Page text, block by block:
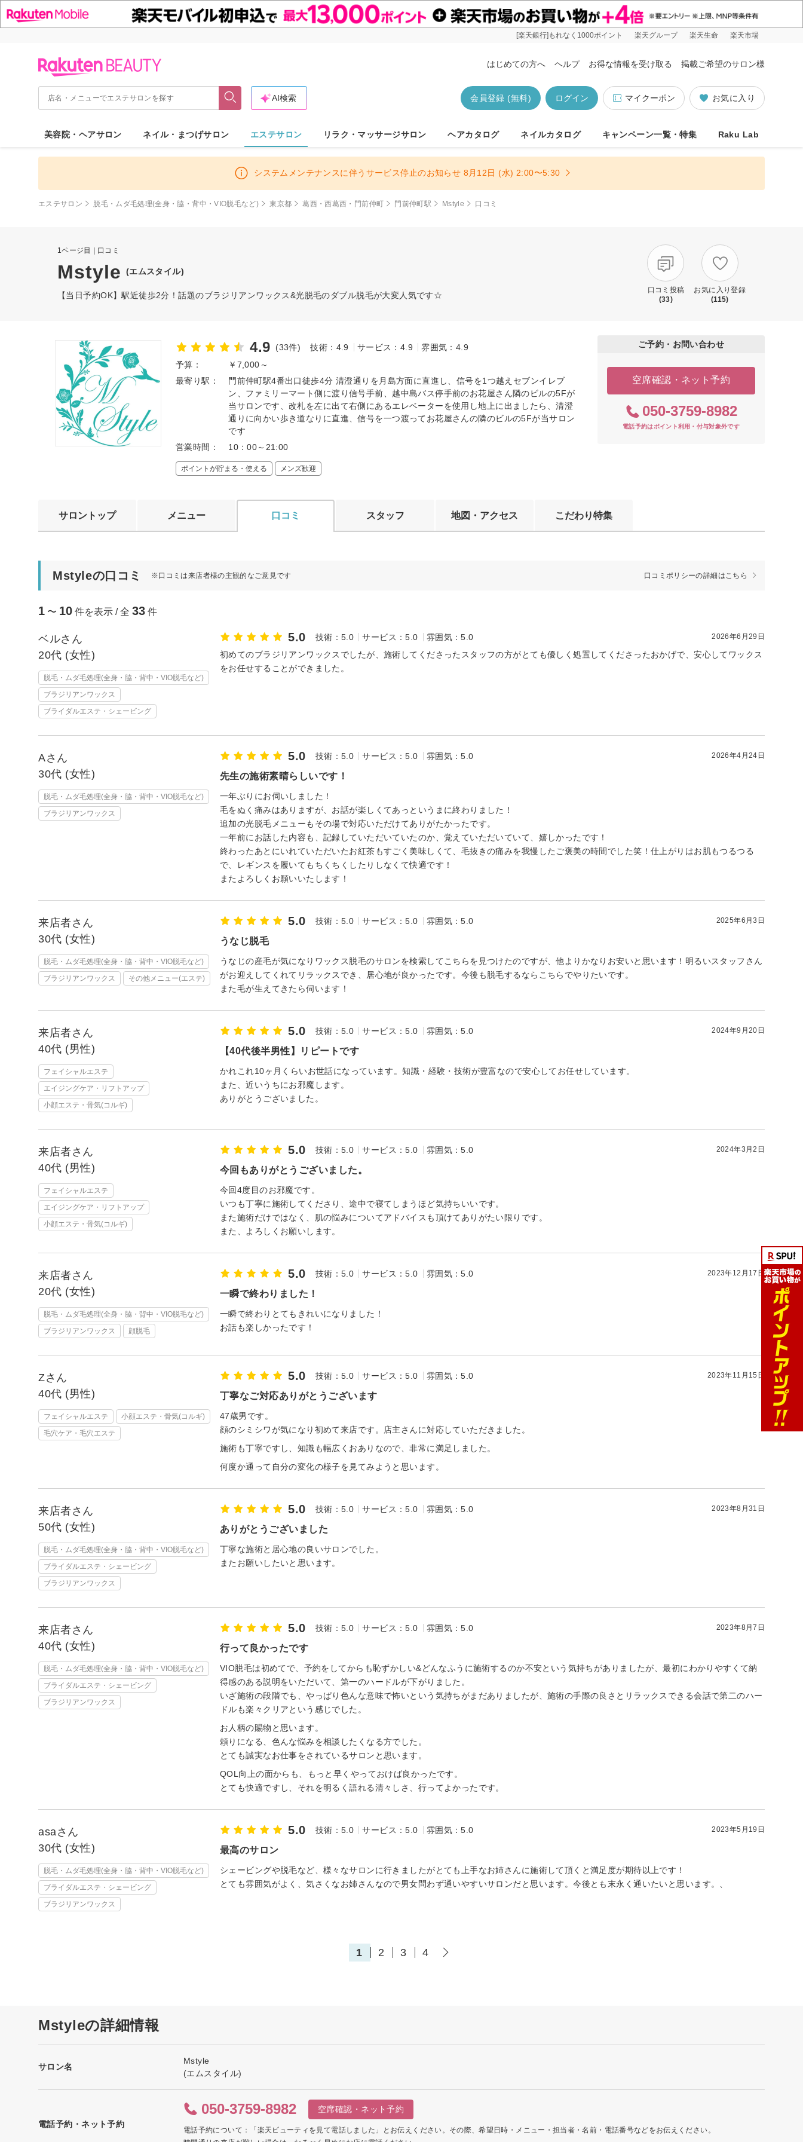
[楽天銀行]もれなく1000ポイント 楽天グループ 楽天生命 楽天市場
はじめての方へ ヘルプ お得な情報を受け取る 掲載ご希望のサロン様
お気に入り
マイクーポン
ログイン
会員登録 (無料)
AI検索
美容院・ヘアサロン ネイル・まつげサロン エステサロン リラク・マッサージサロン ヘアカタログ ネイルカタログ キャンペーン一覧・特集 Raku Lab
システムメンテナンスに伴うサービス停止のお知らせ 8月12日 (水) 2:00〜5:30
エステサロン 脱毛・ムダ毛処理(全身・脇・背中・VIO脱毛など) 東京都 葛西・西葛西・門前仲町 門前仲町駅 Mstyle 口コミ
1ページ目 | 口コミ
Mstyle (エムスタイル)
【当日予約OK】駅近徒歩2分！話題のブラジリアンワックス&光脱毛のダブル脱毛が大変人気です☆
口コミ投稿
(33)
お気に入り登録
(115)
4.9 (33件) 技術：4.9 サービス：4.9
雰囲気：4.9
予算：
￥7,000～
最寄り駅：
門前仲町駅4番出口徒歩4分 清澄通りを月島方面に直進し、信号を1つ越えセブンイレブ
ン、ファミリーマート側に渡り信号手前、越中島バス停手前のお花屋さん隣のビルの5Fが
当サロンです、改札を左に出て右側にあるエレベーターを使用し地上に出ましたら、清澄
通りに向かい歩き道なりに直進、信号を一つ渡ってお花屋さんの隣のビルの5Fが当サロン
です
営業時間：
10：00～21:00
ポイントが貯まる・使える メンズ歓迎
ご予約・お問い合わせ
空席確認・ネット予約
050-3759-8982
電話予約はポイント利用・付与対象外です
サロントップ メニュー 口コミ スタッフ 地図・アクセス こだわり特集
Mstyleの口コミ ※口コミは来店者様の主観的なご意見です 口コミポリシーの詳細はこちら
1 〜 10 件を表示 / 全 33 件
ベルさん
20代 (女性)
脱毛・ムダ毛処理(全身・脇・背中・VIO脱毛など)
ブラジリアンワックス
ブライダルエステ・シェービング
5.0 技術：5.0 サービス：5.0 雰囲気：5.0 2026年6月29日
初めてのブラジリアンワックスでしたが、施術してくださったスタッフの方がとても優しく処置してくださったおかげで、安心してワックス
をお任せすることができました。
Aさん
30代 (女性)
脱毛・ムダ毛処理(全身・脇・背中・VIO脱毛など)
ブラジリアンワックス
5.0 技術：5.0 サービス：5.0 雰囲気：5.0 2026年4月24日
先生の施術素晴らしいです！
一年ぶりにお伺いしました！
毛をぬく痛みはありますが、お話が楽しくてあっというまに終わりました！
追加の光脱毛メニューもその場で対応いただけてありがたかったです。
一年前にお話した内容も、記録していただいていたのか、覚えていただいていて、嬉しかったです！
終わったあとにいれていただいたお紅茶もすごく美味しくて、毛抜きの痛みを我慢したご褒美の時間でした笑！仕上がりはお肌もつるつる
で、レギンスを履いてもちくちくしたりしなくて快適です！
またよろしくお願いいたします！
来店者さん
30代 (女性)
脱毛・ムダ毛処理(全身・脇・背中・VIO脱毛など)
ブラジリアンワックス
その他メニュー(エステ)
5.0 技術：5.0 サービス：5.0 雰囲気：5.0 2025年6月3日
うなじ脱毛
うなじの産毛が気になりワックス脱毛のサロンを検索してこちらを見つけたのですが、他よりかなりお安いと思います！明るいスタッフさん
がお迎えしてくれてリラックスでき、居心地が良かったです。今後も脱毛するならこちらでやりたいです。
また毛が生えてきたら伺います！
来店者さん
40代 (男性)
フェイシャルエステ
エイジングケア・リフトアップ
小顔エステ・骨気(コルギ)
5.0 技術：5.0 サービス：5.0 雰囲気：5.0 2024年9月20日
【40代後半男性】リピートです
かれこれ10ヶ月くらいお世話になっています。知識・経験・技術が豊富なので安心してお任せしています。
また、近いうちにお邪魔します。
ありがとうございました。
来店者さん
40代 (男性)
フェイシャルエステ
エイジングケア・リフトアップ
小顔エステ・骨気(コルギ)
5.0 技術：5.0 サービス：5.0 雰囲気：5.0 2024年3月2日
今回もありがとうございました。
今回4度目のお邪魔です。
いつも丁寧に施術してくださり、途中で寝てしまうほど気持ちいいです。
また施術だけではなく、肌の悩みについてアドバイスも頂けてありがたい限りです。
また、よろしくお願いします。
来店者さん
20代 (女性)
脱毛・ムダ毛処理(全身・脇・背中・VIO脱毛など)
ブラジリアンワックス
顔脱毛
5.0 技術：5.0 サービス：5.0 雰囲気：5.0 2023年12月17日
一瞬で終わりました！
一瞬で終わりとてもきれいになりました！
お話も楽しかったです！
Zさん
40代 (男性)
フェイシャルエステ
小顔エステ・骨気(コルギ)
毛穴ケア・毛穴エステ
5.0 技術：5.0 サービス：5.0 雰囲気：5.0 2023年11月15日
丁寧なご対応ありがとうございます
47歳男です。
顔のシミシワが気になり初めて来店です。店主さんに対応していただきました。
施術も丁寧ですし、知識も幅広くおありなので、非常に満足しました。
何度か通って自分の変化の様子を見てみようと思います。
来店者さん
50代 (女性)
脱毛・ムダ毛処理(全身・脇・背中・VIO脱毛など)
ブライダルエステ・シェービング
ブラジリアンワックス
5.0 技術：5.0 サービス：5.0 雰囲気：5.0 2023年8月31日
ありがとうございました
丁寧な施術と居心地の良いサロンでした。
またお願いしたいと思います。
来店者さん
40代 (女性)
脱毛・ムダ毛処理(全身・脇・背中・VIO脱毛など)
ブライダルエステ・シェービング
ブラジリアンワックス
5.0 技術：5.0 サービス：5.0 雰囲気：5.0 2023年8月7日
行って良かったです
VIO脱毛は初めてで、予約をしてからも恥ずかしい&どんなふうに施術するのか不安という気持ちがありましたが、最初にわかりやすくて納
得感のある説明をいただいて、第一のハードルが下がりました。
いざ施術の段階でも、やっぱり色んな意味で怖いという気持ちがまだありましたが、施術の手際の良さとリラックスできる会話で第二のハー
ドルも楽々クリアという感じでした。
お人柄の賜物と思います。
頼りになる、色んな悩みを相談したくなる方でした。
とても誠実なお仕事をされているサロンと思います。
QOL向上の面からも、もっと早くやっておけば良かったです。
とても快適ですし、それを明るく語れる清々しさ、行ってよかったです。
asaさん
30代 (女性)
脱毛・ムダ毛処理(全身・脇・背中・VIO脱毛など)
ブライダルエステ・シェービング
ブラジリアンワックス
5.0 技術：5.0 サービス：5.0 雰囲気：5.0 2023年5月19日
最高のサロン
シェービングや脱毛など、様々なサロンに行きましたがとても上手なお姉さんに施術して頂くと満足度が期待以上です！
とても雰囲気がよく、気さくなお姉さんなので男女問わず通いやすいサロンだと思います。今後とも末永く通いたいと思います。、
1 2 3 4
Mstyleの詳細情報
サロン名
Mstyle
(エムスタイル)
電話予約・ネット予約
050-3759-8982 空席確認・ネット予約
電話予約について：「楽天ビューティを見て電話しました」とお伝えください。その際、希望日時・メニュー・担当者・名前・電話番号などをお伝えください。